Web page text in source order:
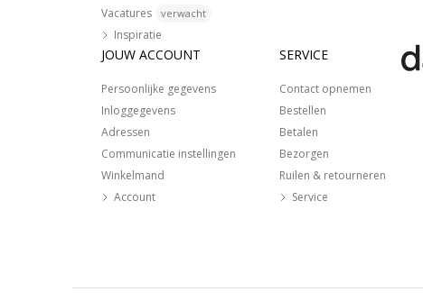
Vacatures
verwacht
Inspiratie
JOUW ACCOUNT
Persoonlijke gegevens
Inloggegevens
Adressen
Communicatie instellingen
Winkelmand
Account
SERVICE
Contact opnemen
Bestellen
Betalen
Bezorgen
Ruilen & retourneren
Service